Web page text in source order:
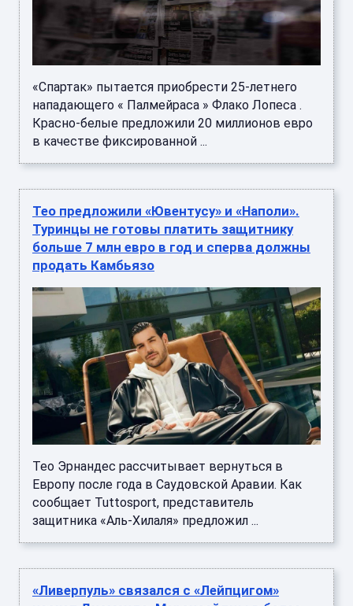
«Спартак» пытается приобрести 25-летнего
нападающего « Палмейраса » Флако Лопеса .
Красно-белые предложили 20 миллионов евро
в качестве фиксированной ...
Тео предложили «Ювентусу» и «Наполи».
Туринцы не готовы платить защитнику
больше 7 млн евро в год и сперва должны
продать Камбьязо
Тео Эрнандес рассчитывает вернуться в
Европу после года в Саудовской Аравии. Как
сообщает Tuttosport, представитель
защитника «Аль-Хилаля» предложил ...
«Ливерпуль» связался c «Лейпцигом»